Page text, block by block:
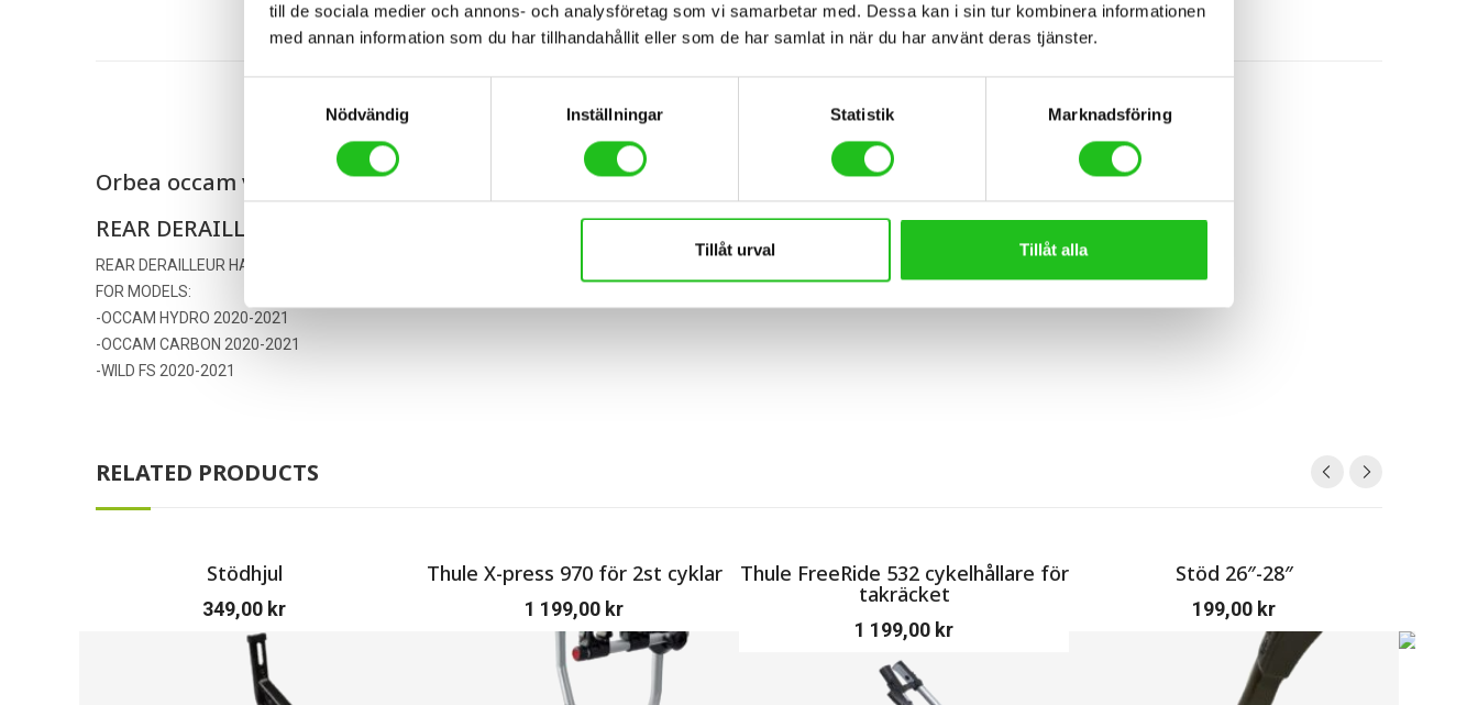
till de sociala medier och annons- och analysföretag som vi samarbetar med. Dessa kan i sin tur kombinera informationen
med annan information som du har tillhandahållit eller som de har samlat in när du har använt deras tjänster.
Nödvändig
Inställningar Statistik Marknadsföring
Tillåt urval Tillåt alla
Orbea occam växelöra
REAR DERAILLEUR HANGER MTB X12
REAR DERAILLEUR HANGER FOR MTB 12mm THRU AXLE FRAMES
FOR MODELS:
-OCCAM HYDRO 2020-2021
-OCCAM CARBON 2020-2021
-WILD FS 2020-2021
RELATED PRODUCTS
Stödhjul
349,00 kr
Thule X-press 970 för 2st cyklar
1 199,00 kr
Thule FreeRide 532 cykelhållare för
takräcket
1 199,00 kr
Stöd 26″-28″
199,00 kr